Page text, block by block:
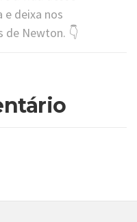
deixa nos
de Newton. 👇